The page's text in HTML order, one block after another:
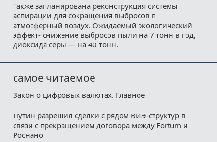
Также запланирована реконструкция системы
аспирации для сокращения выбросов в
атмосферный воздух. Ожидаемый экологический
эффект- снижение выбросов пыли на 7 тонн в год,
диоксида серы — на 40 тонн.
самое читаемое
Закон о цифровых валютах. Главное
Путин разрешил сделки с рядом ВИЭ-структур в
связи с прекращением договора между Fortum и
Роснано